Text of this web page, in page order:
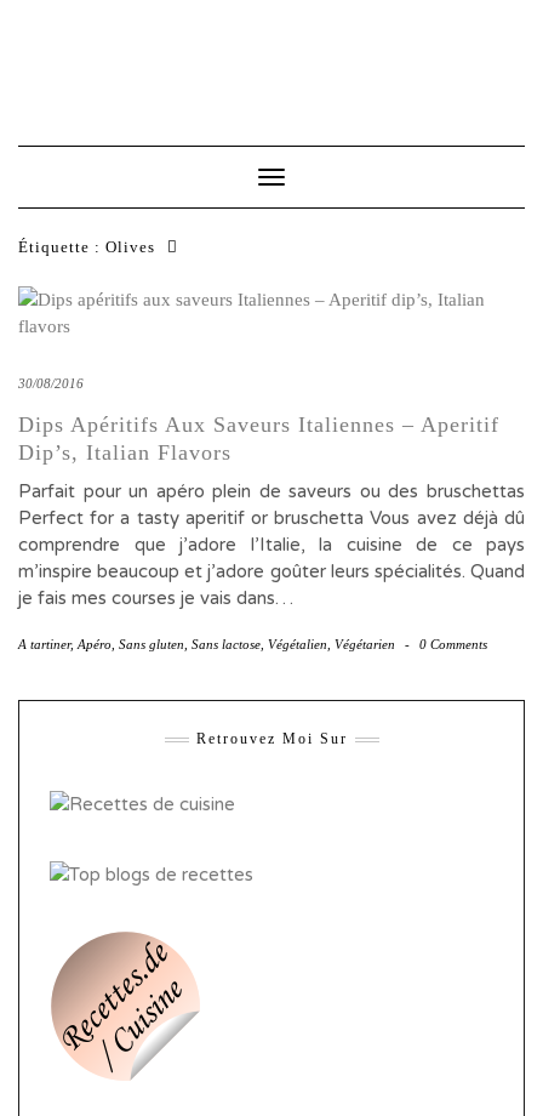
Toggle
Navigation
Étiquette : Olives
30/08/2016
Dips Apéritifs Aux Saveurs Italiennes – Aperitif
Dip’s, Italian Flavors
Parfait pour un apéro plein de saveurs ou des bruschettas
Perfect for a tasty aperitif or bruschetta Vous avez déjà dû
comprendre que j’adore l’Italie, la cuisine de ce pays
m’inspire beaucoup et j’adore goûter leurs spécialités. Quand
je fais mes courses je vais dans…
A tartiner, Apéro Sans gluten Sans lactose Végétalien Végétarien - 0 Comments
Retrouvez Moi Sur